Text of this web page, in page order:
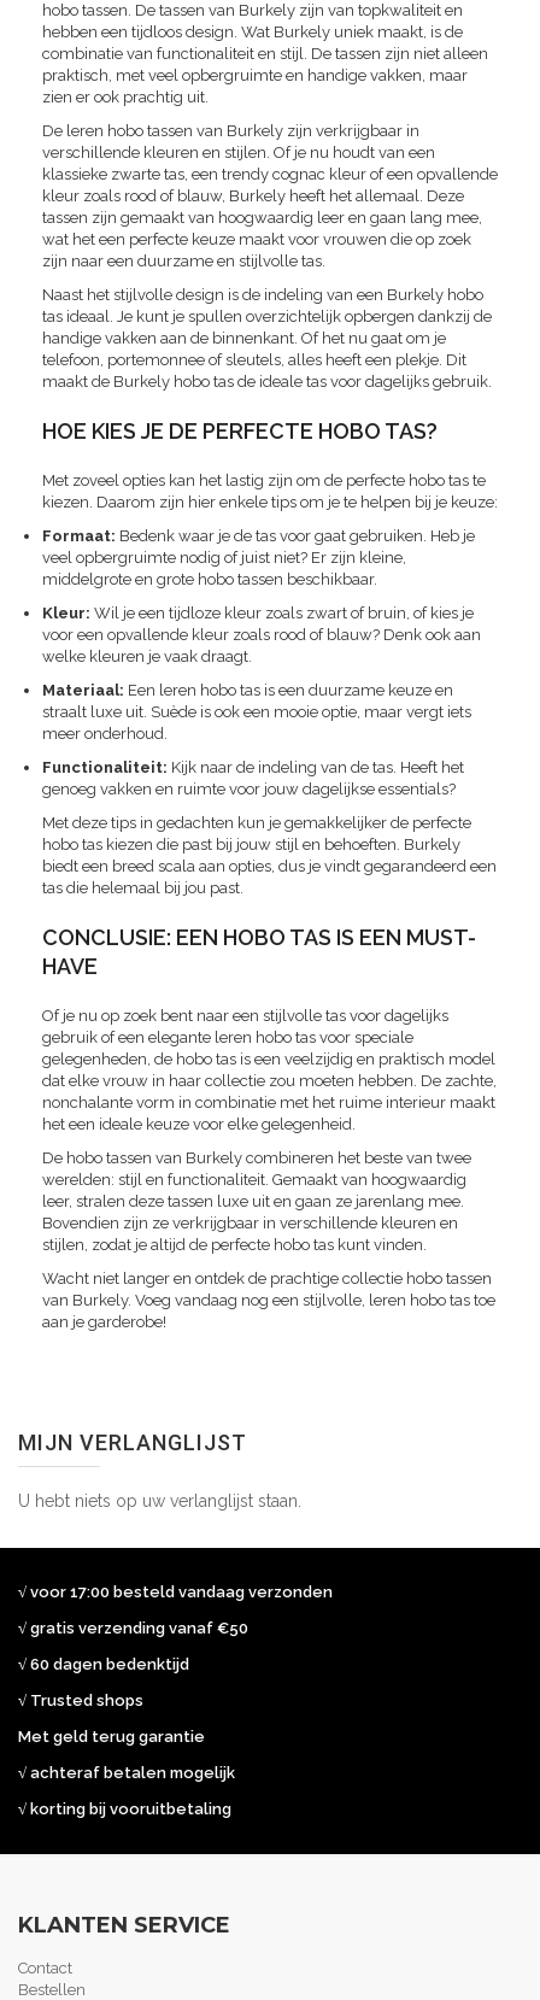
hobo tassen. De tassen van Burkely zijn van topkwaliteit en
hebben een tijdloos design. Wat Burkely uniek maakt, is de
combinatie van functionaliteit en stijl. De tassen zijn niet alleen
praktisch, met veel opbergruimte en handige vakken, maar
zien er ook prachtig uit.
De leren hobo tassen van Burkely zijn verkrijgbaar in
verschillende kleuren en stijlen. Of je nu houdt van een
klassieke zwarte tas, een trendy cognac kleur of een opvallende
kleur zoals rood of blauw, Burkely heeft het allemaal. Deze
tassen zijn gemaakt van hoogwaardig leer en gaan lang mee,
wat het een perfecte keuze maakt voor vrouwen die op zoek
zijn naar een duurzame en stijlvolle tas.
Naast het stijlvolle design is de indeling van een Burkely hobo
tas ideaal. Je kunt je spullen overzichtelijk opbergen dankzij de
handige vakken aan de binnenkant. Of het nu gaat om je
telefoon, portemonnee of sleutels, alles heeft een plekje. Dit
maakt de Burkely hobo tas de ideale tas voor dagelijks gebruik.
HOE KIES JE DE PERFECTE HOBO TAS?
Met zoveel opties kan het lastig zijn om de perfecte hobo tas te
kiezen. Daarom zijn hier enkele tips om je te helpen bij je keuze:
Formaat: Bedenk waar je de tas voor gaat gebruiken. Heb je
veel opbergruimte nodig of juist niet? Er zijn kleine,
middelgrote en grote hobo tassen beschikbaar.
Kleur: Wil je een tijdloze kleur zoals zwart of bruin, of kies je
voor een opvallende kleur zoals rood of blauw? Denk ook aan
welke kleuren je vaak draagt.
Materiaal: Een leren hobo tas is een duurzame keuze en
straalt luxe uit. Suède is ook een mooie optie, maar vergt iets
meer onderhoud.
Functionaliteit: Kijk naar de indeling van de tas. Heeft het
genoeg vakken en ruimte voor jouw dagelijkse essentials?
Met deze tips in gedachten kun je gemakkelijker de perfecte
hobo tas kiezen die past bij jouw stijl en behoeften. Burkely
biedt een breed scala aan opties, dus je vindt gegarandeerd een
tas die helemaal bij jou past.
CONCLUSIE: EEN HOBO TAS IS EEN MUST-
HAVE
Of je nu op zoek bent naar een stijlvolle tas voor dagelijks
gebruik of een elegante leren hobo tas voor speciale
gelegenheden, de hobo tas is een veelzijdig en praktisch model
dat elke vrouw in haar collectie zou moeten hebben. De zachte,
nonchalante vorm in combinatie met het ruime interieur maakt
het een ideale keuze voor elke gelegenheid.
De hobo tassen van Burkely combineren het beste van twee
werelden: stijl en functionaliteit. Gemaakt van hoogwaardig
leer, stralen deze tassen luxe uit en gaan ze jarenlang mee.
Bovendien zijn ze verkrijgbaar in verschillende kleuren en
stijlen, zodat je altijd de perfecte hobo tas kunt vinden.
Wacht niet langer en ontdek de prachtige collectie hobo tassen
van Burkely. Voeg vandaag nog een stijlvolle, leren hobo tas toe
aan je garderobe!
MIJN VERLANGLIJST
U hebt niets op uw verlanglijst staan.
√ voor 17:00 besteld vandaag verzonden
√ gratis verzending vanaf €50
√ 60 dagen bedenktijd
√ Trusted shops
Met geld terug garantie
√ achteraf betalen mogelijk
√ korting bij vooruitbetaling
KLANTEN SERVICE
Contact
Bestellen